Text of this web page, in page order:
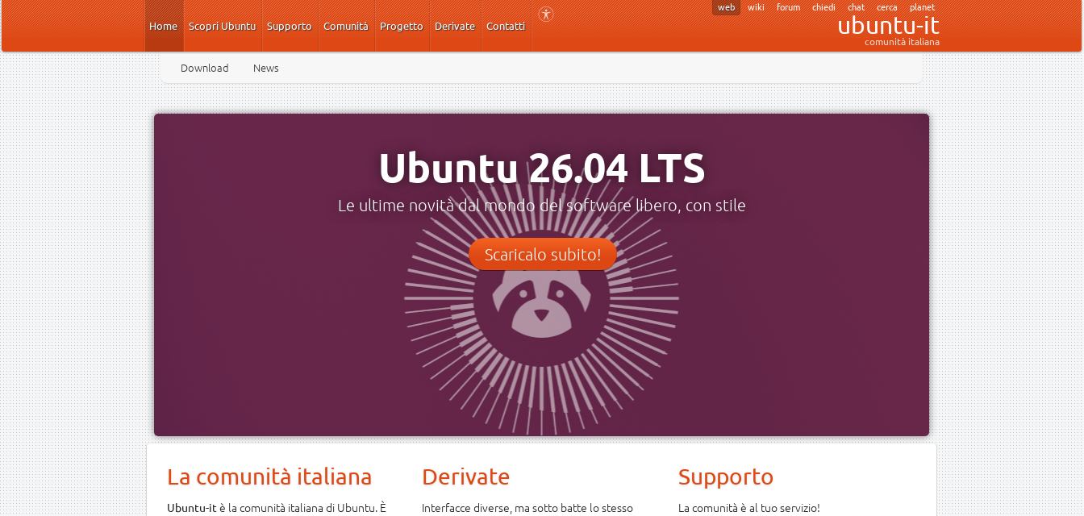
Salta al contenuto principale
Home
Scopri Ubuntu Supporto Comunità Progetto Derivate Contatti
web wiki forum chiedi chat cerca planet
ubuntu-it
comunità italiana
Download News
Ubuntu 26.04 LTS
Le ultime novità dal mondo del software libero, con stile
Scaricalo subito!
La comunità italiana
Ubuntu-it è la comunità italiana di Ubuntu. È
Derivate
Interfacce diverse, ma sotto batte lo stesso
Supporto
La comunità è al tuo servizio!